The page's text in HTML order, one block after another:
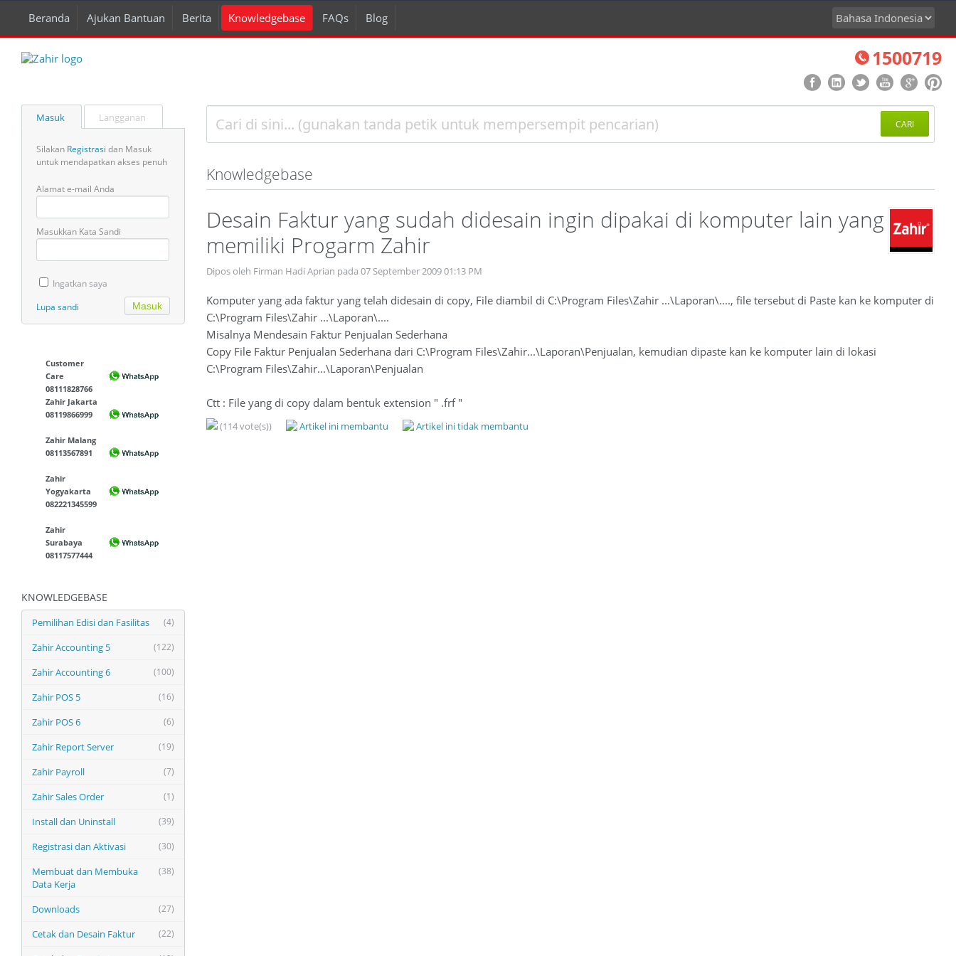
Beranda Ajukan Bantuan Berita Knowledgebase FAQs Blog
1500719
Masuk Langganan
Silakan Registrasi dan Masuk
untuk mendapatkan akses penuh
Alamat e-mail Anda
Masukkan Kata Sandi
Ingatkan saya
Lupa sandi
Customer
Care
08111828766
Zahir Jakarta
08119866999
Zahir Malang
08113567891
Zahir
Yogyakarta
082221345599
Zahir
Surabaya
08117577444
KNOWLEDGEBASE
(4)
Pemilihan Edisi dan Fasilitas
(122)
Zahir Accounting 5
(100)
Zahir Accounting 6
(16)
Zahir POS 5
(6)
Zahir POS 6
(19)
Zahir Report Server
(7)
Zahir Payroll
(1)
Zahir Sales Order
(39)
Install dan Uninstall
(30)
Registrasi dan Aktivasi
(38)
Membuat dan Membuka
Data Kerja
(27)
Downloads
(22)
Cetak dan Desain Faktur
CARI
Knowledgebase
Desain Faktur yang sudah didesain ingin dipakai di komputer lain yang
memiliki Progarm Zahir
Dipos oleh Firman Hadi Aprian pada 07 September 2009 01:13 PM
Komputer yang ada faktur yang telah didesain di copy, File diambil di C:\Program Files\Zahir ...\Laporan\...., file tersebut di Paste kan ke komputer di
C:\Program Files\Zahir ...\Laporan\....
Misalnya Mendesain Faktur Penjualan Sederhana
Copy File Faktur Penjualan Sederhana dari C:\Program Files\Zahir...\Laporan\Penjualan, kemudian dipaste kan ke komputer lain di lokasi
C:\Program Files\Zahir...\Laporan\Penjualan
Ctt : File yang di copy dalam bentuk extension " .frf "
(114 vote(s)) Artikel ini membantu Artikel ini tidak membantu